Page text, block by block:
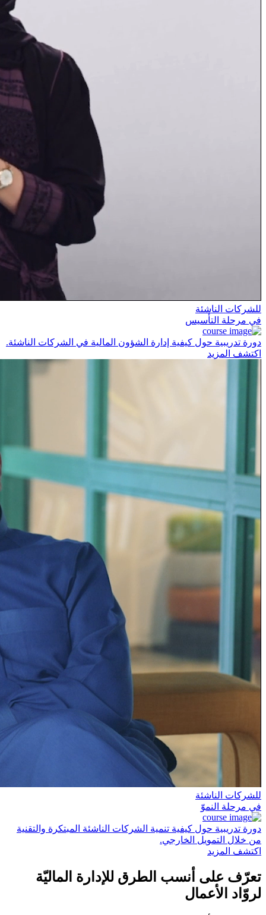
للشركات الناشئة
في مرحلة التأسيس
دورة تدريبية حول كيفية إدارة الشؤون المالية في الشركات الناشئة.
اكتشف المزيد
للشركات الناشئة
في مرحلة النموّ
دورة تدريبية حول كيفية تنمية الشركات الناشئة المبتكرة والتقنية
من خلال التمويل الخارجي.
اكتشف المزيد
تعرّف على أنسب الطرق للإدارة الماليّة
لروّاد الأعمال